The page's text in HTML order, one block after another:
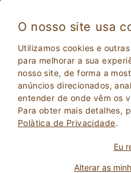
O nosso site usa
Utilizamos cookies e
para melhorar a sua
nosso site, de forma a
anúncios direcionados,
entender de onde vêm os
Para obter mais detalhes,
Polà­tica de Privacidade.
Eu
Alterar as
Pianoro 5553
Fazenda
Bologna
, Pianoro (Mapa)
Reserva Instantânea